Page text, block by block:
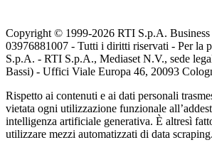
Copyright © 1999-2026 RTI S.p.A.
03976881007 - Tutti i diritti riservati - Per la
S.p.A. - RTI S.p.A., Mediaset N.V., sede
Bassi) - Uffici Viale Europa 46, 20093
Rispetto ai contenuti e ai dati personali
vietata ogni utilizzazione funzionale
intelligenza artificiale generativa. È altresì
utilizzare mezzi automatizzati di data scraping.